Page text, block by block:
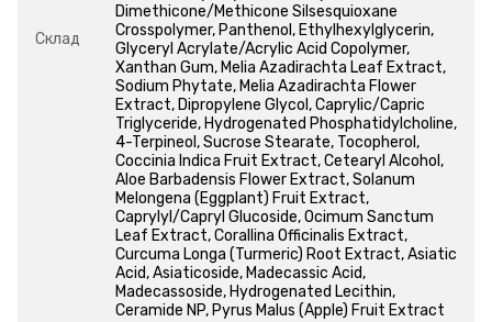
Склад
Dimethicone/Methicone Silsesquioxane
Crosspolymer, Panthenol, Ethylhexylglycerin,
Glyceryl Acrylate/Acrylic Acid Copolymer,
Xanthan Gum, Melia Azadirachta Leaf Extract,
Sodium Phytate, Melia Azadirachta Flower
Extract, Dipropylene Glycol, Caprylic/Capric
Triglyceride, Hydrogenated Phosphatidylcholine,
4-Terpineol, Sucrose Stearate, Tocopherol,
Coccinia Indica Fruit Extract, Cetearyl Alcohol,
Aloe Barbadensis Flower Extract, Solanum
Melongena (Eggplant) Fruit Extract,
Caprylyl/Capryl Glucoside, Ocimum Sanctum
Leaf Extract, Corallina Officinalis Extract,
Curcuma Longa (Turmeric) Root Extract, Asiatic
Acid, Asiaticoside, Madecassic Acid,
Madecassoside, Hydrogenated Lecithin,
Ceramide NP, Pyrus Malus (Apple) Fruit Extract